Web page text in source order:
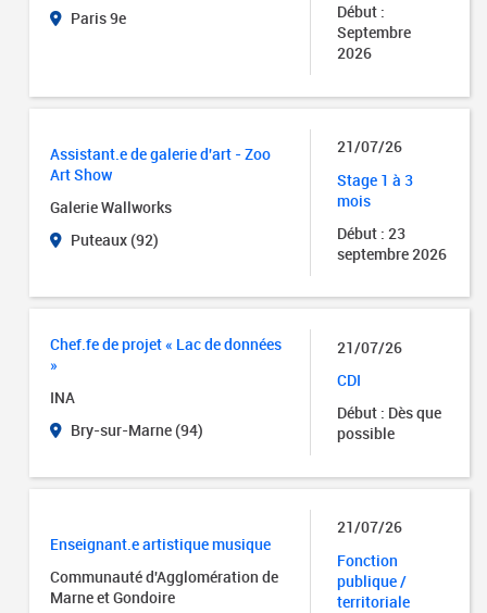
Paris 9e
Début :
Septembre
2026
Assistant.e de galerie d'art - Zoo
Art Show
Galerie Wallworks
Puteaux (92)
21/07/26
Stage 1 à 3
mois
Début : 23
septembre 2026
Chef.fe de projet « Lac de données
»
INA
Bry-sur-Marne (94)
21/07/26
CDI
Début : Dès que
possible
Enseignant.e artistique musique
Communauté d'Agglomération de
Marne et Gondoire
21/07/26
Fonction
publique /
territoriale